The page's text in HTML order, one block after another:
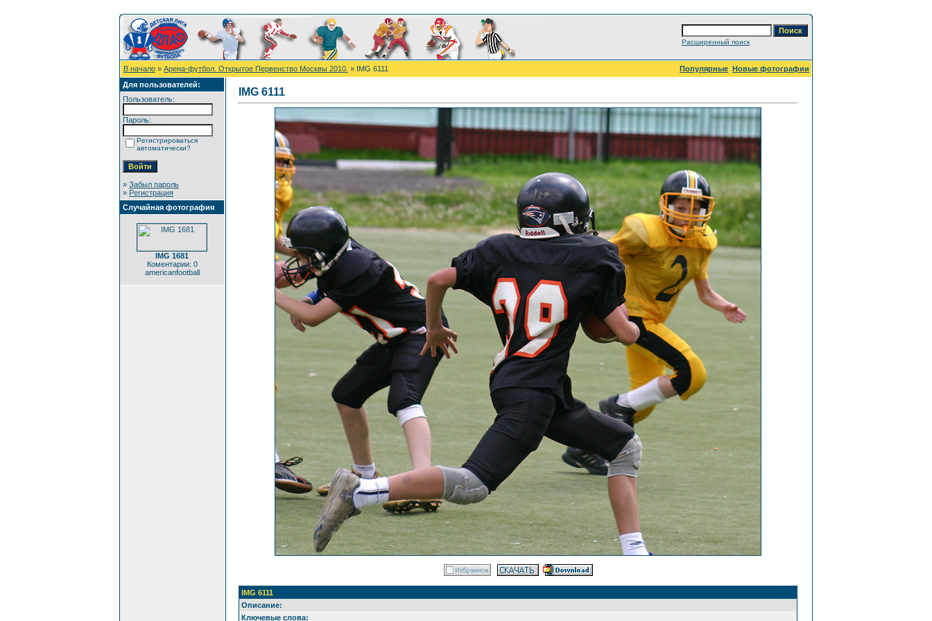
Расширенный поиск
В начало » Арена-футбол. Открытое Первенство Москвы 2010. » IMG 6111 Популярные Новые фотографии
Для пользователей:
Пользователь:
Пароль:
Регистрироваться
автоматически?
» Забыл пароль
» Регистрация
Случайная фотография
IMG 1681
Коментарии: 0
americanfootball
IMG 6111
IMG 6111
Описание:
Ключевые слова: